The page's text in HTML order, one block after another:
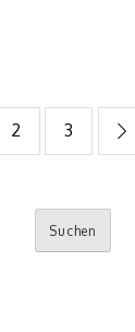
2 3
Suchen